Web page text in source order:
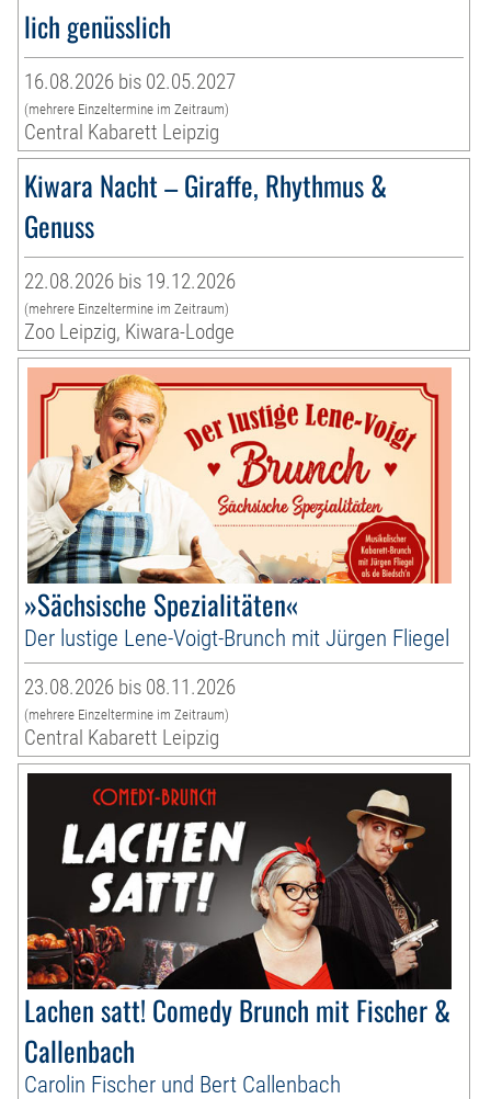
lich genüsslich
16.08.2026 bis 02.05.2027
(mehrere Einzeltermine im Zeitraum)
Central Kabarett Leipzig
Kiwara Nacht – Giraffe, Rhythmus &
Genuss
22.08.2026 bis 19.12.2026
(mehrere Einzeltermine im Zeitraum)
Zoo Leipzig, Kiwara-Lodge
»Sächsische Spezialitäten«
Der lustige Lene-Voigt-Brunch mit Jürgen Fliegel
23.08.2026 bis 08.11.2026
(mehrere Einzeltermine im Zeitraum)
Central Kabarett Leipzig
Lachen satt! Comedy Brunch mit Fischer &
Callenbach
Carolin Fischer und Bert Callenbach